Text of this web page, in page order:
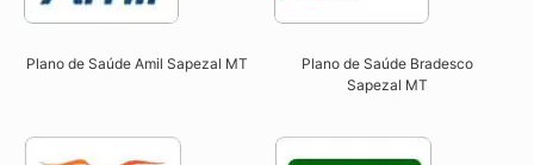
Plano de Saúde Amil Sapezal MT
Plano de Saúde Bradesco
Sapezal MT